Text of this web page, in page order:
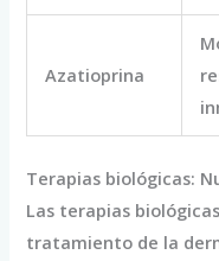
Azatioprina
Terapias biológicas:
Las terapias
tratamiento de la